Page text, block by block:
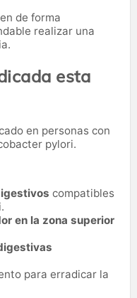
de forma
realizar una
esta
en personas con
pylori.
compatibles
en la zona superior
para erradicar la